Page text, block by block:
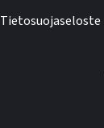
Tietosuojaseloste